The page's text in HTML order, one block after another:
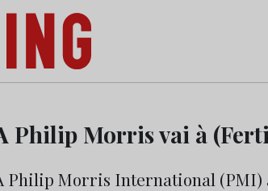
sobre os negócios do Marketing e da
Philip Morris vai à
Philip Morris International (PMI)